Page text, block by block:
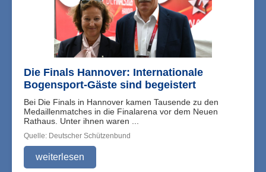
Die Finals Hannover: Internationale
Bogensport-Gäste sind begeistert
Bei Die Finals in Hannover kamen Tausende zu den
Medaillenmatches in die Finalarena vor dem Neuen
Rathaus. Unter ihnen waren ...
Quelle: Deutscher Schützenbund
weiterlesen